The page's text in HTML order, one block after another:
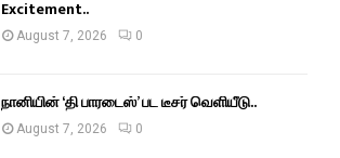
Excitement..
August 7, 2026 0
நானியின் ‘தி பாரடைஸ்’ பட டீசர் வெளியீடு..
August 7, 2026 0